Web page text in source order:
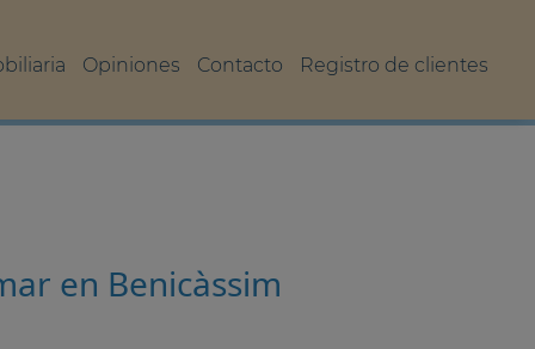
Opiniones Contacto Registro de clientes
en Benicàssim